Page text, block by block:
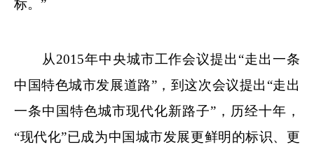
标。”
从2015年中央城市工作会议提出“走出一条
中国特色城市发展道路”，到这次会议提出“走出
一条中国特色城市现代化新路子”，历经十年，
“现代化”已成为中国城市发展更鲜明的标识、更